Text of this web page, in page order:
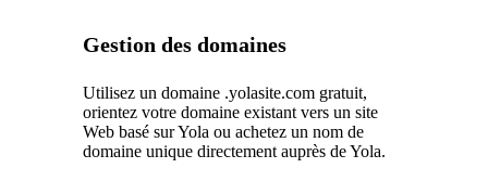
Gestion des domaines
Utilisez un domaine .yolasite.com gratuit,
orientez votre domaine existant vers un site
Web basé sur Yola ou achetez un nom de
domaine unique directement auprès de Yola.